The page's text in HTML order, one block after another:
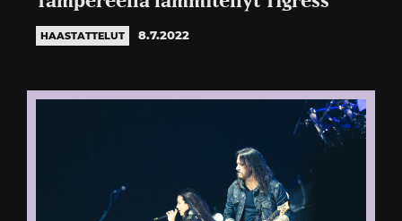
HAASTATTELUT 8.7.2022